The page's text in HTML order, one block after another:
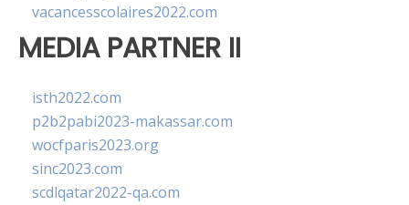
vacancesscolaires2022.com
MEDIA PARTNER II
isth2022.com
p2b2pabi2023-makassar.com
wocfparis2023.org
sinc2023.com
scdlqatar2022-qa.com